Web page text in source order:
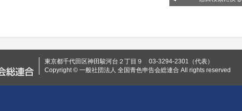
東京都千代田区神田駿河台２丁目９ 03-3294-2301（代表）
Copyright © 一般社団法人 全国青色申告会総連合 All rights reserved